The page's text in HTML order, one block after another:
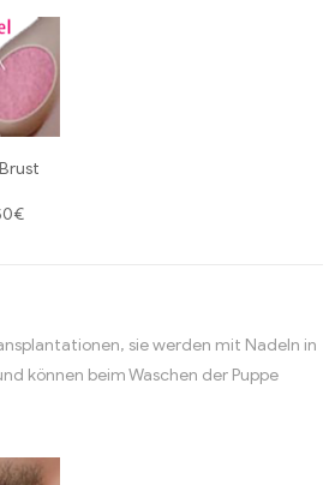
sie werden mit Nadeln in
können beim Waschen der Puppe